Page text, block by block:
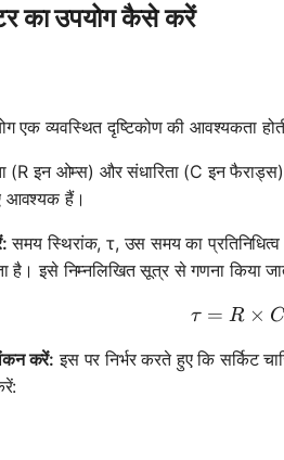
का उपयोग कैसे करें
एक व्यवस्थित दृष्टिकोण की आवश्यकता
(R इन ओम्स) और संधारिता (C इन
आवश्यक हैं।
समय स्थिरांक, τ, उस समय का
इसे निम्नलिखित सूत्र से गणना किया
τ =
τ = R × C
करें: इस पर निर्भर करते हुए कि सर्किट